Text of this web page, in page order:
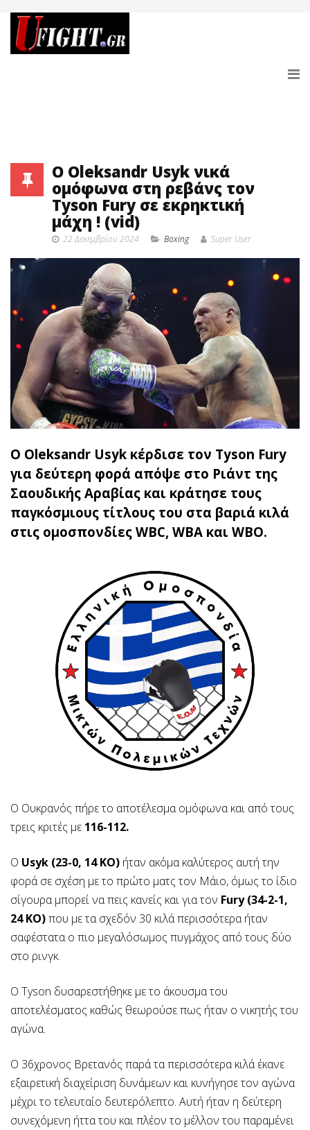
O Oleksandr Usyk νικά
ομόφωνα στη ρεβάνς τον
Tyson Fury σε εκρηκτική
μάχη ! (vid)
22 Δεκεμβρίου 2024 Boxing Super User
O Oleksandr Usyk κέρδισε τον Tyson Fury
για δεύτερη φορά απόψε στο Ριάντ της
Σαουδικής Αραβίας και κράτησε τους
παγκόσμιους τίτλους του στα βαριά κιλά
στις ομοσπονδίες WBC, WBA και WBO.
Ο Ουκρανός πήρε το αποτέλεσμα ομόφωνα και από τους
τρεις κριτές με 116-112.
Ο Usyk (23-0, 14 KO) ήταν ακόμα καλύτερος αυτή την
φορά σε σχέση με το πρώτο ματς τον Μάιο, όμως το ίδιο
σίγουρα μπορεί να πεις κανείς και για τον Fury (34-2-1,
24 KO)που με τα σχεδόν 30 κιλά περισσότερα ήταν
σαφέστατα ο πιο μεγαλόσωμος πυγμάχος από τους δύο
στο ρινγκ.
Ο Tyson δυσαρεστήθηκε με το άκουσμα του
αποτελέσματος καθώς θεωρούσε πως ήταν ο νικητής του
αγώνα.
Ο 36χρονος Βρετανός παρά τα περισσότερα κιλά έκανε
εξαιρετική διαχείριση δυνάμεων και κυνήγησε τον αγώνα
μέχρι το τελευταίο δευτερόλεπτο. Αυτή ήταν η δεύτερη
συνεχόμενη ήττα του και πλέον το μέλλον του παραμένει